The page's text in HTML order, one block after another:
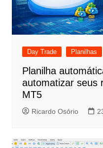
Day Trade Planilhas
Planilha
automatizar seus
MT5
Ricardo Osório